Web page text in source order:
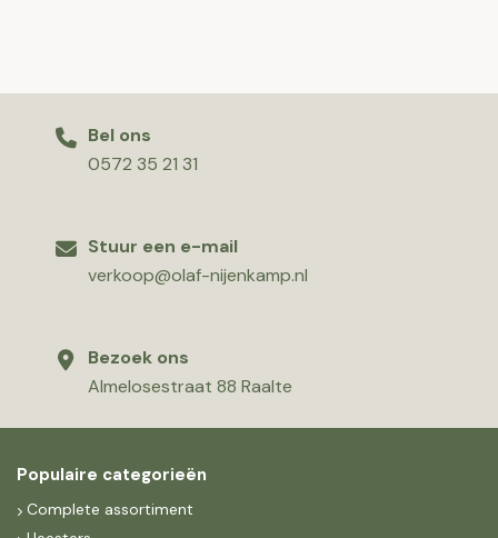
Bel ons
0572 35 21 31
Stuur een e-mail
verkoop@olaf-nijenkamp.nl
Bezoek ons
Almelosestraat 88 Raalte
Populaire categorieën
Complete assortiment